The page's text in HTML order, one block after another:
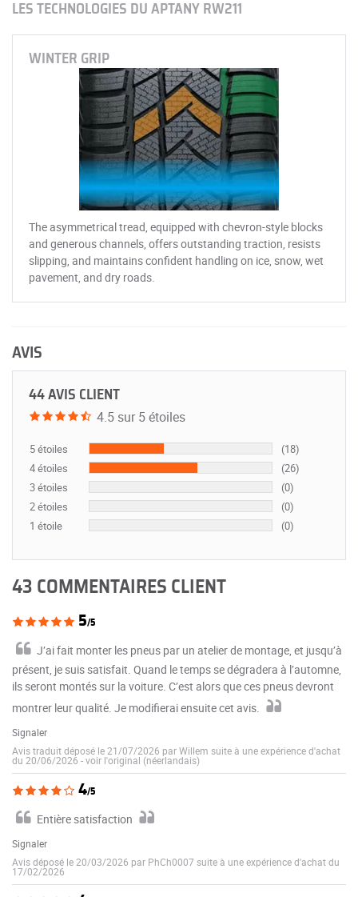
LES TECHNOLOGIES DU APTANY RW211
WINTER GRIP
The asymmetrical tread, equipped with chevron-style blocks
and generous channels, offers outstanding traction, resists
slipping, and maintains confident handling on ice, snow, wet
pavement, and dry roads.
AVIS
44 AVIS CLIENT
4.5 sur 5 étoiles
5 étoiles
(18)
4 étoiles
(26)
3 étoiles
(0)
2 étoiles
(0)
1 étoile
(0)
43 COMMENTAIRES CLIENT
5/5
J’ai fait monter les pneus par un atelier de montage, et jusqu’à
présent, je suis satisfait. Quand le temps se dégradera à l’automne,
ils seront montés sur la voiture. C’est alors que ces pneus devront
montrer leur qualité. Je modifierai ensuite cet avis.
Signaler
Avis traduit déposé le 21/07/2026 par Willem suite à une expérience d'achat
du 20/06/2026 -voir l'original (néerlandais)
4/5
Entière satisfaction
Signaler
Avis déposé le 20/03/2026 par PhCh0007 suite à une expérience d'achat du
17/02/2026